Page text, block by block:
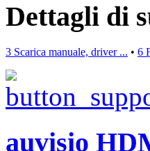
Dettagli di
3 Scarica manuale, driver ... • 6
auvisio